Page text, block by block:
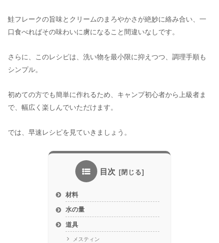
鮭フレークの旨味とクリームのまろやかさが絶妙に絡み合い、一
口食べればその味わいに虜になること間違いなしです。
さらに、このレシピは、洗い物を最小限に抑えつつ、調理手順も
シンプル。
初めての方でも簡単に作れるため、キャンプ初心者から上級者ま
で、幅広く楽しんでいただけます。
では、早速レシピを見ていきましょう。
目次
材料
水の量
道具
メスティン